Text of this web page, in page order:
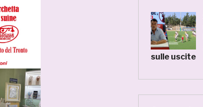
sulle uscite